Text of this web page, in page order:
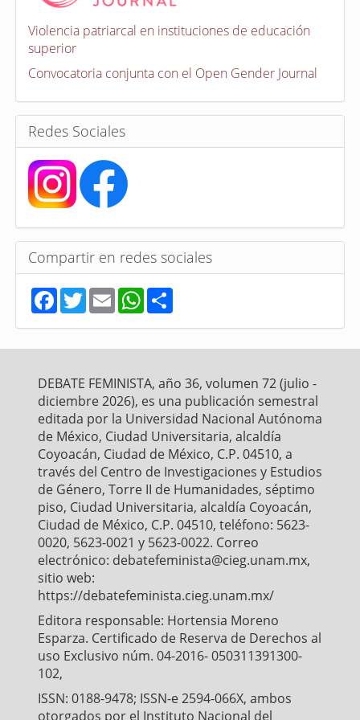
a
t
o
r
a
s
Violencia patriarcal en instituciones de educación
superior
Convocatoria conjunta con el Open Gender Journal
Redes Sociales
Compartir en redes sociales
F
a
c
e
b
k
T
w
t
t
E
m
a
i
l
W
h
a
t
s
p
S
h
r
e
DEBATE FEMINISTA, año 36, volumen 72 (julio -
diciembre 2026), es una publicación semestral
editada por la Universidad Nacional Autónoma
de México, Ciudad Universitaria, alcaldía
Coyoacán, Ciudad de México, C.P. 04510, a
través del Centro de Investigaciones y Estudios
de Género, Torre II de Humanidades, séptimo
piso, Ciudad Universitaria, alcaldía Coyoacán,
Ciudad de México, C.P. 04510, teléfono: 5623-
0020, 5623-0021 y 5623-0022. Correo
electrónico: debatefeminista@cieg.unam.mx,
sitio web:
https://debatefeminista.cieg.unam.mx/
Editora responsable: Hortensia Moreno
Esparza. Certificado de Reserva de Derechos al
uso Exclusivo núm. 04-2016- 050311391300-
102,
ISSN: 0188-9478; ISSN-e 2594-066X, ambos
otorgados por el Instituto Nacional del